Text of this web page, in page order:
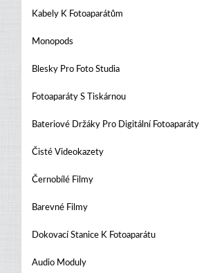
Kabely K Fotoaparátům
Monopods
Blesky Pro Foto Studia
Fotoaparáty S Tiskárnou
Bateriové Držáky Pro Digitální Fotoaparáty
Čisté Videokazety
Černobílé Filmy
Barevné Filmy
Dokovací Stanice K Fotoaparátu
Audio Moduly